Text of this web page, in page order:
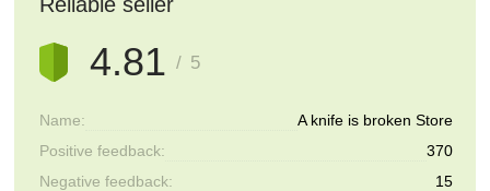
4.81 / 5
Name:
A knife is broken Store
Positive feedback:
370
Negative feedback:
15